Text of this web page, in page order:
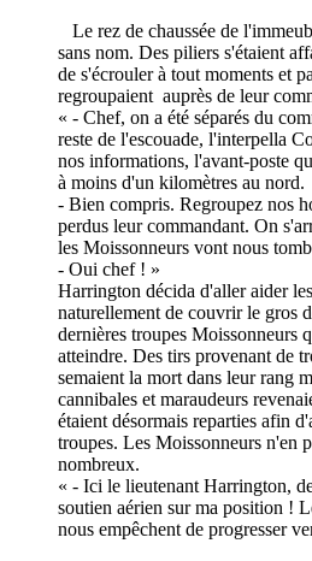
Le rez de chaussée de
sans nom. Des piliers s'étaient
de s'écrouler à tout moments et
regroupaient auprès de leur
« - Chef, on a été séparés du
reste de l'escouade, l'interpella
nos informations, l'avant-poste
à moins d'un kilomètres au nord.
- Bien compris. Regroupez nos
perdus leur commandant. On
les Moissonneurs vont nous
- Oui chef ! »
Harrington décida d'aller aider
naturellement de couvrir le gros
dernières troupes Moissonneurs
atteindre. Des tirs provenant de
semaient la mort dans leur rang
cannibales et maraudeurs
étaient désormais reparties afin
troupes. Les Moissonneurs n'en
nombreux.
« - Ici le lieutenant Harrington,
soutien aérien sur ma position !
nous empêchent de progresser